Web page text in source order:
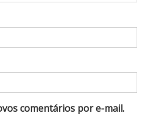
comentários por e-mail.